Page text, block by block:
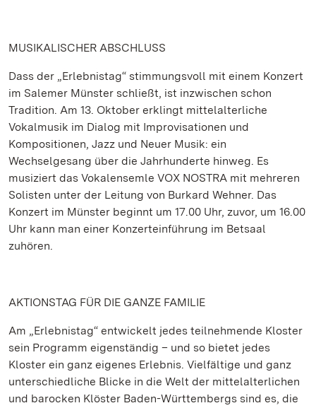
MUSIKALISCHER ABSCHLUSS
Dass der „Erlebnistag“ stimmungsvoll mit einem Konzert
im Salemer Münster schließt, ist inzwischen schon
Tradition. Am 13. Oktober erklingt mittelalterliche
Vokalmusik im Dialog mit Improvisationen und
Kompositionen, Jazz und Neuer Musik: ein
Wechselgesang über die Jahrhunderte hinweg. Es
musiziert das Vokalensemle VOX NOSTRA mit mehreren
Solisten unter der Leitung von Burkard Wehner. Das
Konzert im Münster beginnt um 17.00 Uhr, zuvor, um 16.00
Uhr kann man einer Konzerteinführung im Betsaal
zuhören.
AKTIONSTAG FÜR DIE GANZE FAMILIE
Am „Erlebnistag“ entwickelt jedes teilnehmende Kloster
sein Programm eigenständig – und so bietet jedes
Kloster ein ganz eigenes Erlebnis. Vielfältige und ganz
unterschiedliche Blicke in die Welt der mittelalterlichen
und barocken Klöster Baden-Württembergs sind es, die